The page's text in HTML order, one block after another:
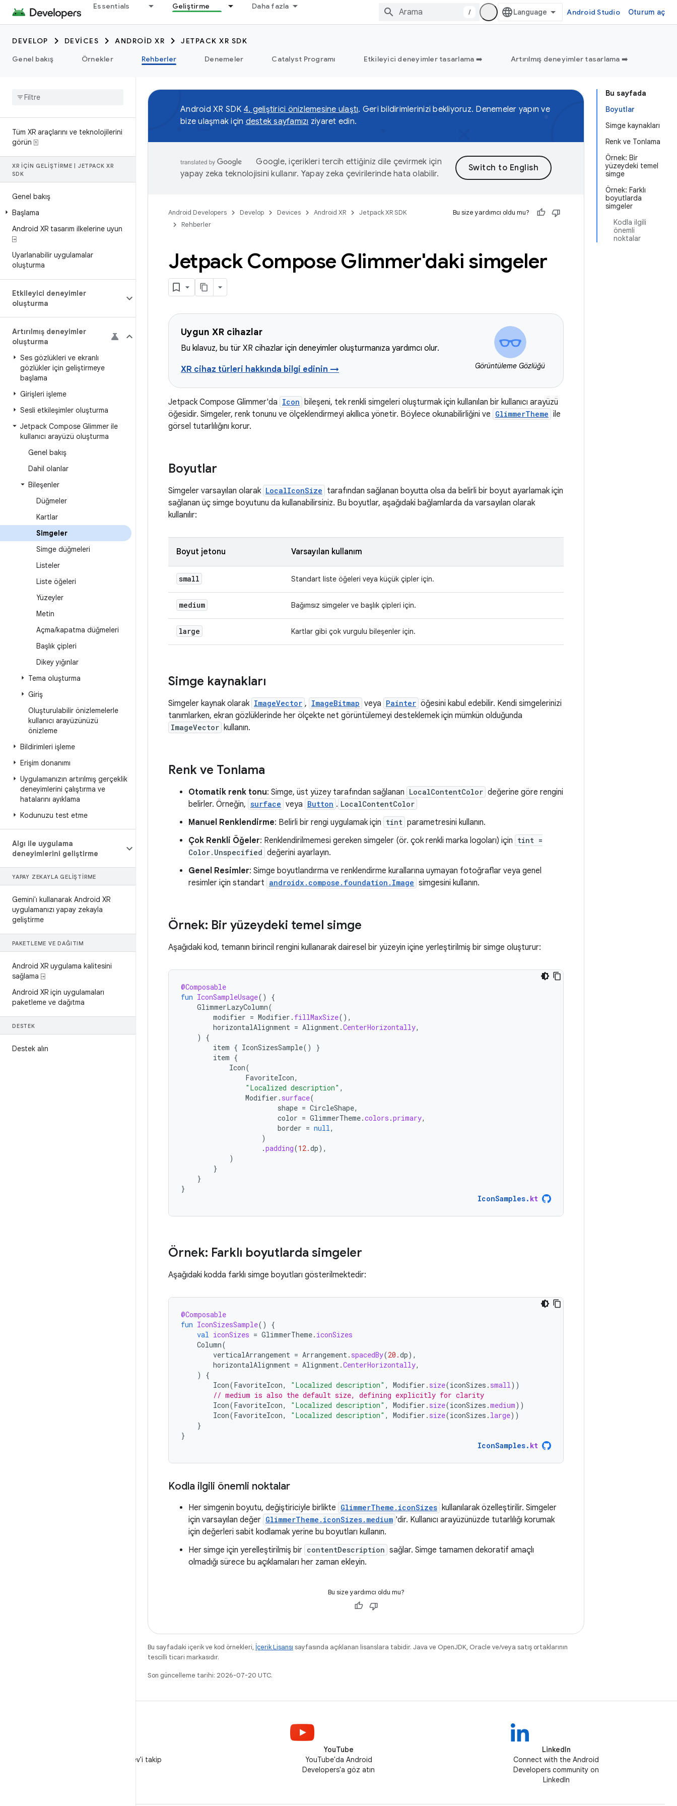
Essentials Geliştirme Daha fazla
/ Android Studio Oturum aç
DEVELOP DEVICES ANDROID XR
JETPACK XR SDK
Genel bakış
Örnekler Rehberler Denemeler Catalyst Programı Etkileyici deneyimler tasarlama ➡️ Artırılmış deneyimler tasarlama ➡️
Tüm XR araçlarını ve teknolojilerini
görün ⍐
XR IÇIN GELIŞTIRME
JETPACK XR
SDK
Genel bakış
Başlama
Android XR tasarım ilkelerine uyun
⍈
Uyarlanabilir uygulamalar
oluşturma
Etkileyici deneyimler
oluşturma
Artırılmış deneyimler
oluşturma
Ses gözlükleri ve ekranlı
gözlükler için geliştirmeye
başlama
Girişleri işleme
Sesli etkileşimler oluşturma
Jetpack Compose Glimmer ile
kullanıcı arayüzü oluşturma
Genel bakış
Dahil olanlar
Bileşenler
Düğmeler
Kartlar
Simgeler
Simge düğmeleri
Listeler
Liste öğeleri
Yüzeyler
Metin
Açma/kapatma düğmeleri
Başlık çipleri
Dikey yığınlar
Tema oluşturma
Giriş
Oluşturulabilir önizlemelerle
kullanıcı arayüzünüzü
önizleme
Bildirimleri işleme
Erişim donanımı
Uygulamanızın artırılmış gerçeklik
deneyimlerini çalıştırma ve
hatalarını ayıklama
Kodunuzu test etme
Algı ile uygulama
deneyimlerini geliştirme
YAPAY ZEKAYLA GELIŞTIRME
Gemini'ı kullanarak Android XR
uygulamanızı yapay zekayla
geliştirme
PAKETLEME VE DAĞITIM
Android XR uygulama kalitesini
sağlama ⍈
Android XR için uygulamaları
paketleme ve dağıtma
DESTEK
Destek alın
Bu sayfada
Boyutlar
Simge kaynakları
Renk ve Tonlama
Örnek: Bir
yüzeydeki temel
simge
Örnek: Farklı
boyutlarda
simgeler
Kodla ilgili
önemli
noktalar
Android XR SDK 4. geliştirici önizlemesine ulaştı. Geri bildirimlerinizi bekliyoruz. Denemeler yapın ve
bize ulaşmak için destek sayfamızı ziyaret edin.
Google, içerikleri tercih ettiğiniz dile çevirmek için
yapay zeka teknolojisini kullanır. Yapay zeka çevirilerinde hata olabilir.
Android Developers Develop Devices Android XR
Jetpack XR SDK
Rehberler
Bu size yardımcı oldu mu?
Jetpack Compose Glimmer'daki simgeler
Uygun XR cihazlar
Bu kılavuz, bu tür XR cihazlar için deneyimler oluşturmanıza yardımcı olur.
XR cihaz türleri hakkında bilgi edinin → Görüntüleme Gözlüğü
Jetpack Compose Glimmer'da Icon bileşeni, tek renkli simgeleri oluşturmak için kullanılan bir kullanıcı arayüzü
öğesidir. Simgeler, renk tonunu ve ölçeklendirmeyi akıllıca yönetir. Böylece okunabilirliğini ve GlimmerTheme ile
görsel tutarlılığını korur.
Boyutlar
Simgeler varsayılan olarak LocalIconSize tarafından sağlanan boyutta olsa da belirli bir boyut ayarlamak için
sağlanan üç simge boyutunu da kullanabilirsiniz. Bu boyutlar, aşağıdaki bağlamlarda da varsayılan olarak
kullanılır:
Boyut jetonu Varsayılan kullanım
small Standart liste öğeleri veya küçük çipler için.
medium Bağımsız simgeler ve başlık çipleri için.
large Kartlar gibi çok vurgulu bileşenler için.
Simge kaynakları
Simgeler kaynak olarak ImageVector , ImageBitmap veya Painter öğesini kabul edebilir. Kendi simgelerinizi
tanımlarken, ekran gözlüklerinde her ölçekte net görüntülemeyi desteklemek için mümkün olduğunda
ImageVector kullanın.
Renk ve Tonlama
Otomatik renk tonu: Simge, üst yüzey tarafından sağlanan LocalContentColor değerine göre rengini
belirler. Örneğin, surface veya Button . LocalContentColor
Manuel Renklendirme: Belirli bir rengi uygulamak için tint parametresini kullanın.
Çok Renkli Öğeler: Renklendirilmemesi gereken simgeler (ör. çok renkli marka logoları) için tint =
Color.Unspecified değerini ayarlayın.
Genel Resimler: Simge boyutlandırma ve renklendirme kurallarına uymayan fotoğraflar veya genel
resimler için standart androidx.compose.foundation.Image simgesini kullanın.
Örnek: Bir yüzeydeki temel simge
Aşağıdaki kod, temanın birincil rengini kullanarak dairesel bir yüzeyin içine yerleştirilmiş bir simge oluşturur:
@Composable
fun IconSampleUsage()
{
GlimmerLazyColumn(
modifier = Modifier . fillMaxSize(),
horizontalAlignment = Alignment.CenterHorizontally,
)
{
item { IconSizesSample()
}
item {
Icon(
FavoriteIcon,
"Localized description" ,
Modifier . surface(
shape = CircleShape,
color = GlimmerTheme.colors .primary,
border = null,
)
.padding(12.dp),
)
}
}
}
IconSamples. kt
Örnek: Farklı boyutlarda simgeler
Aşağıdaki kodda farklı simge boyutları gösterilmektedir:
@Composable
fun IconSizesSample()
{
val iconSizes = GlimmerTheme. iconSizes
Column(
verticalArrangement = Arrangement. spacedBy(20.dp),
horizontalAlignment = Alignment.CenterHorizontally,
)
{
Icon(FavoriteIcon, "Localized description" , Modifier . size(iconSizes . small))
// medium is also the default size, defining explicitly for clarity
Icon(FavoriteIcon, "Localized description" , Modifier . size(iconSizes .medium))
Icon(FavoriteIcon, "Localized description" , Modifier . size(iconSizes . large))
}
}
IconSamples. kt
Kodla ilgili önemli noktalar
Her simgenin boyutu, değiştiriciyle birlikte GlimmerTheme.iconSizes kullanılarak özelleştirilir. Simgeler
için varsayılan değer GlimmerTheme.iconSizes.medium 'dir. Kullanıcı arayüzünüzde tutarlılığı korumak
için değerleri sabit kodlamak yerine bu boyutları kullanın.
Her simge için yerelleştirilmiş bir contentDescription sağlar. Simge tamamen dekoratif amaçlı
olmadığı sürece bu açıklamaları her zaman ekleyin.
Bu size yardımcı oldu mu?
Bu sayfadaki içerik ve kod örnekleri, İçerik Lisansı sayfasında açıklanan lisanslara tabidir. Java ve OpenJDK, Oracle ve/veya satış ortaklarının
tescilli ticari markasıdır.
Son güncelleme tarihi: 2026-07-20 UTC.
X'te @AndroidDev'i takip
YouTube
YouTube'da Android
Developers'a göz atın
LinkedIn
Connect with the Android
Developers community on
LinkedIn